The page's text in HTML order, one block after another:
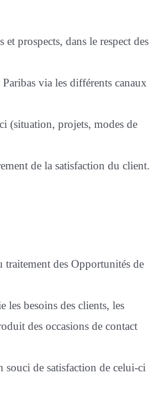
prospects, dans le respect des
via les différents canaux
(situation, projets, modes de
de la satisfaction du client.
traitement des Opportunités de
les besoins des clients, les
des occasions de contact
souci de satisfaction de celui-ci